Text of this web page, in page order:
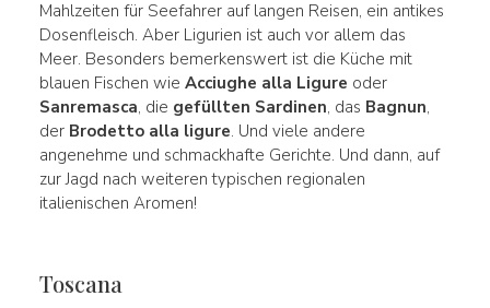
Mahlzeiten für Seefahrer auf langen Reisen, ein antikes
Dosenfleisch. Aber Ligurien ist auch vor allem das
Meer. Besonders bemerkenswert ist die Küche mit
blauen Fischen wie Acciughe alla Ligure oder
Sanremasca, die gefüllten Sardinen, das Bagnun,
der Brodetto alla ligure. Und viele andere
angenehme und schmackhafte Gerichte. Und dann, auf
zur Jagd nach weiteren typischen regionalen
italienischen Aromen!
Toscana